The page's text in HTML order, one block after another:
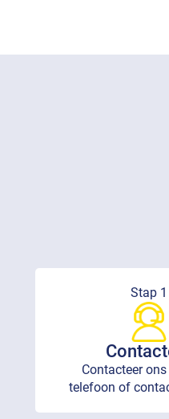
Stap 1
Contacteer
telefoon of